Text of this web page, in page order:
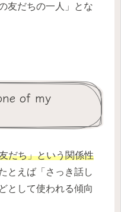
友だちの一人」とな
of my
だち」という関係性
とえば「さっき話し
として使われる傾向